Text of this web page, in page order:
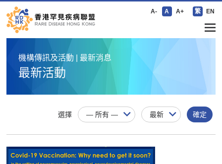
A- A A+ 繁 EN
機構傳訊及活動 | 最新消息
最新活動
選擇 確定